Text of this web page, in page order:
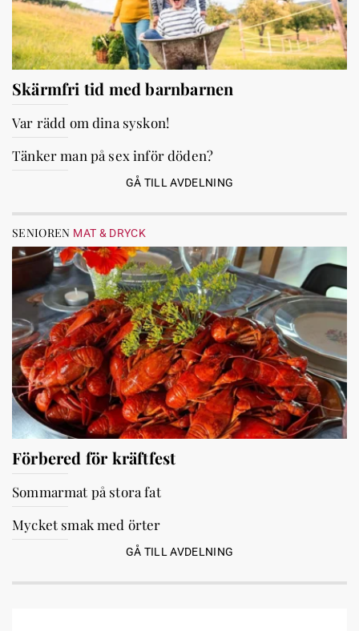
Skärmfri tid med barnbarnen
Var rädd om dina syskon!
Tänker man på sex inför döden?
GÅ TILL AVDELNING
SENIOREN MAT & DRYCK
Förbered för kräftfest
Sommarmat på stora fat
Mycket smak med örter
GÅ TILL AVDELNING